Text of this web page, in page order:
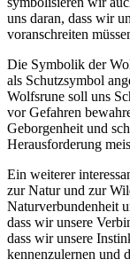
uns daran, dass wir
voranschreiten
Die​ Symbolik ​der
als Schutzsymbol⁣
Wolfsrune soll uns
vor Gefahren
Geborgenheit und
Herausforderung
Ein weiterer
zur Natur und zur
Naturverbundenheit​
dass wir unsere
dass‍ wir ⁢unsere
kennenzulernen und